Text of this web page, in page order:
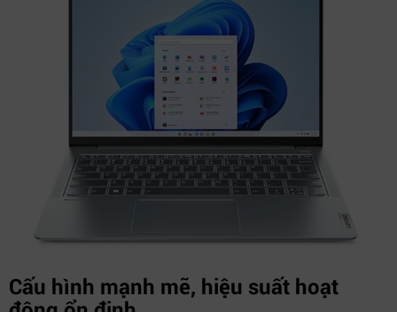
Cấu hình mạnh mẽ, hiệu suất hoạt